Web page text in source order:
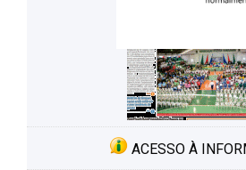
ACESSO À